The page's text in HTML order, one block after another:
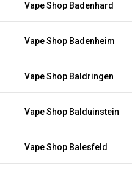
Vape Shop Badenhard
Vape Shop Badenheim
Vape Shop Baldringen
Vape Shop Balduinstein
Vape Shop Balesfeld